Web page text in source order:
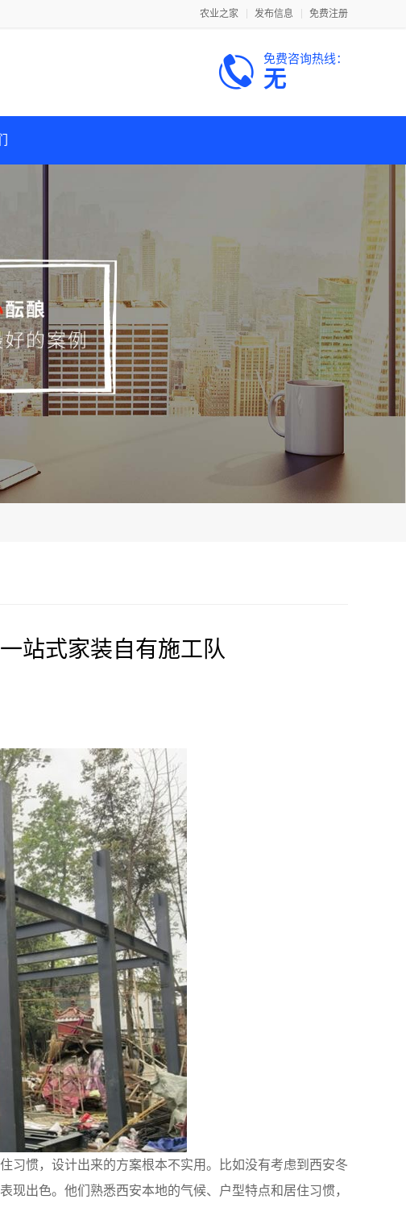
农业之家 发布信息 免费注册
免费咨询热线：
无
站式家装自有施工队
习惯，设计出来的方案根本不实用。比如没有考虑到西安冬
出色。他们熟悉西安本地的气候、户型特点和居住习惯，